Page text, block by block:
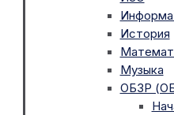
История
Музыка
ОБЗР